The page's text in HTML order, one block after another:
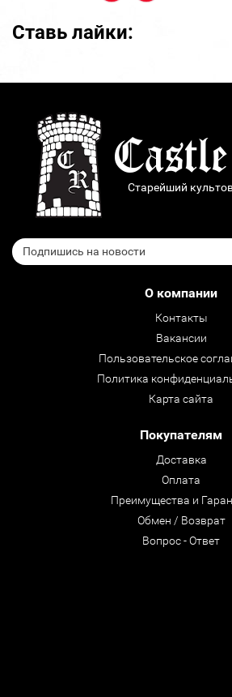
Ставь лайки:
Старейший
О компании
Контакты
Вакансии
Пользовательское
Политика
Карта сайта
Покупателям
Доставка
Оплата
Преимущества и
Обмен / Возврат
Вопрос - Ответ